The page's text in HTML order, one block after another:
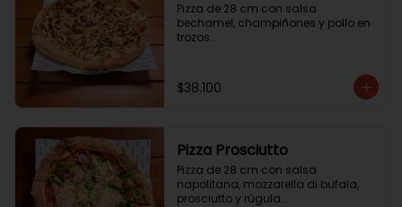
Pizza de 28 cm con salsa
bechamel, champiñones y pollo en
trozos..
$38.100
Pizza Prosciutto
Pizza de 28 cm con salsa
napolitana, mozzarella di bufala,
prosciutto y rúgula. .